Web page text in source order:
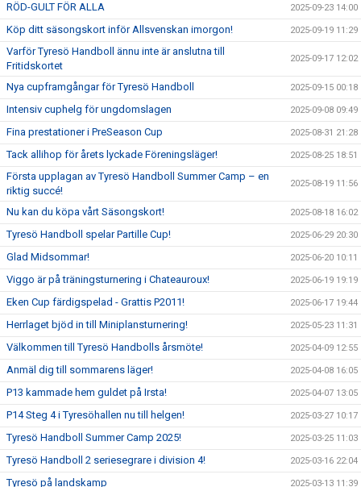
RÖD-GULT FÖR ALLA 2025-09-23 14:00
Köp ditt säsongskort inför Allsvenskan imorgon! 2025-09-19 11:29
Varför Tyresö Handboll ännu inte är anslutna till
Fritidskortet
2025-09-17 12:02
Nya cupframgångar för Tyresö Handboll 2025-09-15 00:18
Intensiv cuphelg för ungdomslagen 2025-09-08 09:49
Fina prestationer i PreSeason Cup 2025-08-31 21:28
Tack allihop för årets lyckade Föreningsläger! 2025-08-25 18:51
Första upplagan av Tyresö Handboll Summer Camp – en
riktig succé!
2025-08-19 11:56
Nu kan du köpa vårt Säsongskort! 2025-08-18 16:02
Tyresö Handboll spelar Partille Cup! 2025-06-29 20:30
Glad Midsommar! 2025-06-20 10:11
Viggo är på träningsturnering i Chateauroux! 2025-06-19 19:19
Eken Cup färdigspelad - Grattis P2011! 2025-06-17 19:44
Herrlaget bjöd in till Miniplansturnering! 2025-05-23 11:31
Välkommen till Tyresö Handbolls årsmöte! 2025-04-09 12:55
Anmäl dig till sommarens läger! 2025-04-08 16:05
P13 kammade hem guldet på Irsta! 2025-04-07 13:05
P14 Steg 4 i Tyresöhallen nu till helgen! 2025-03-27 10:17
Tyresö Handboll Summer Camp 2025! 2025-03-25 11:03
Tyresö Handboll 2 seriesegrare i division 4! 2025-03-16 22:04
Tyresö på landskamp 2025-03-13 11:39